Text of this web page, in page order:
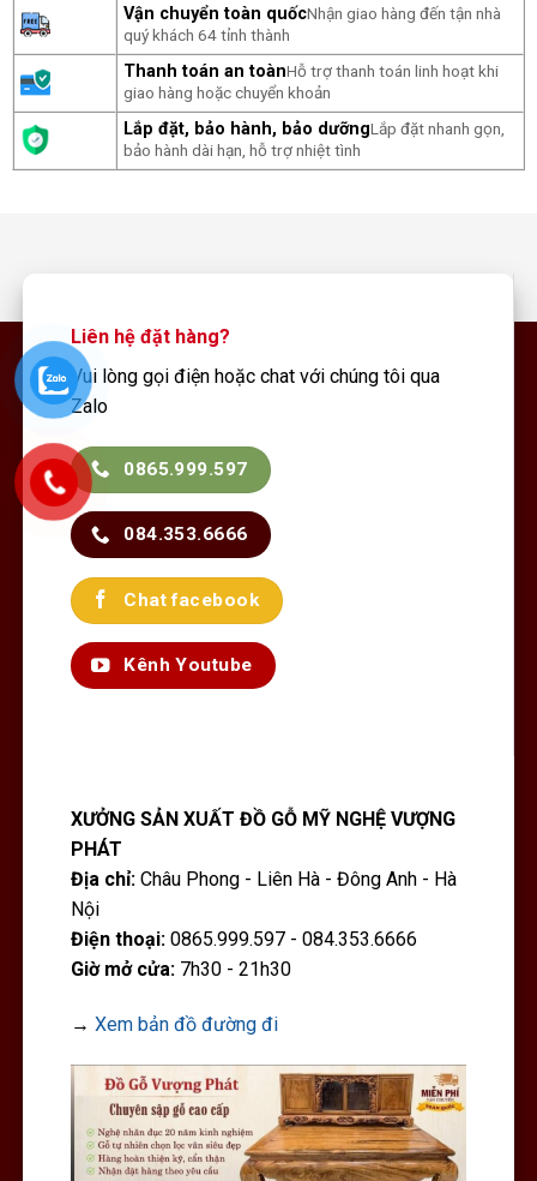
Vận chuyển toàn quốcNhận giao hàng đến tận nhà
quý khách 64 tỉnh thành
Thanh toán an toànHỗ trợ thanh toán linh hoạt khi
giao hàng hoặc chuyển khoản
Lắp đặt, bảo hành, bảo dưỡngLắp đặt nhanh gọn,
bảo hành dài hạn, hỗ trợ nhiệt tình
Liên hệ đặt hàng?
Vui lòng gọi điện hoặc chat với chúng tôi qua
Zalo
0865.999.597
084.353.6666
Chat facebook
Kênh Youtube
XƯỞNG SẢN XUẤT ĐỒ GỖ MỸ NGHỆ VƯỢNG
PHÁT
Địa chỉ:Châu Phong - Liên Hà - Đông Anh - Hà
Nội
Điện thoại:0865.999.597 - 084.353.6666
Giờ mở cửa:7h30 - 21h30
→ Xem bản đồ đường đi